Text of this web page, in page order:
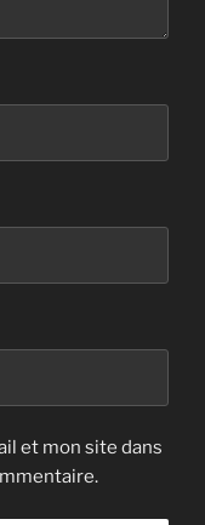
et mon site dans